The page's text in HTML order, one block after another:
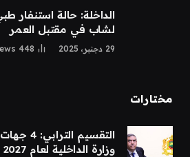
الداخلة: حالة استنفار
لشاب في مقتبل العمر
29 دجنبر، 2025 448
مختارات
التقسيم
وزارة الداخلية لعام 2027